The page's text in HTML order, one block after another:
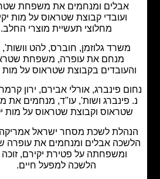
אבלים ומנחמים את משפחת שטראוס
ועובדי קבוצת שטראוס על מות יקירם,
מחלוצי תעשיית מוצרי החלב.
גלוזמן, חוברס, להט וושות', עו"ד,
מנחם את עופרה, משפחת שטראוס
בקבוצת שטראוס על מות יקירם.
פינברג, אורלי אבירם, ירון קרמר ומשרד
פינברג ושות', עו"ד, מנחמים את משפחת
וקבוצת שטראוס על מות יקירם.
לשכת מסחר ישראל אמריקה וחברי
אבלים ומנחמים את עופרה שטראוס
ומשפחתה על פטירת יקירם, זוכה אות
הלשכה למפעל חיים.